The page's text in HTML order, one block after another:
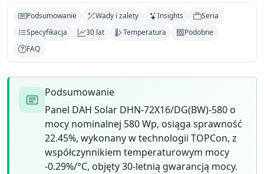
Podsumowanie Wady i zalety Insights
Seria
Specyfikacja
30 lat Temperatura
Podobne
FAQ
Podsumowanie
Panel DAH Solar DHN-72X16/DG(BW)-580 o
mocy nominalnej 580 Wp, osiąga sprawność
22.45%, wykonany w technologii TOPCon, z
współczynnikiem temperaturowym mocy
-0.29%/°C, objęty 30-letnią gwarancją mocy.